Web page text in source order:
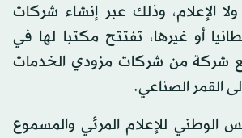
ولا الإعلام، وذلك عبر إنشاء شركات
أو غيرها، تفتتح مكتبا لها في
شركة من شركات مزودي الخدمات
القمر الصناعي.
الوطني للإعلام المرئي والمسموع